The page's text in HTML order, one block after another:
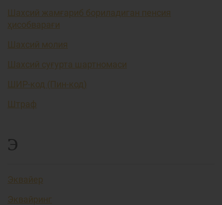
Шахсий жамғариб бориладиган пенсия
ҳисобварағи
Шахсий молия
Шахсий суғурта шартномаси
ШИР-код (Пин-код)
Штраф
Э
Эквайер
Эквайринг